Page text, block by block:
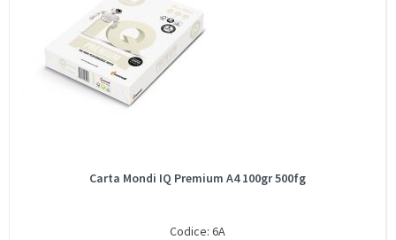
Carta Mondi IQ Premium A4 100gr 500fg
Codice: 6A